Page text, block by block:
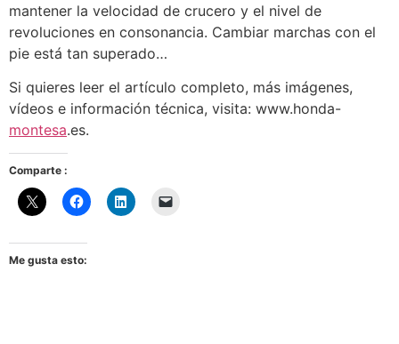
mantener la velocidad de crucero y el nivel de
revoluciones en consonancia. Cambiar marchas con el
pie está tan superado…
Si quieres leer el artículo completo, más imágenes,
vídeos e información técnica, visita: www.honda-
montesa.es.
Comparte :
Me gusta esto: